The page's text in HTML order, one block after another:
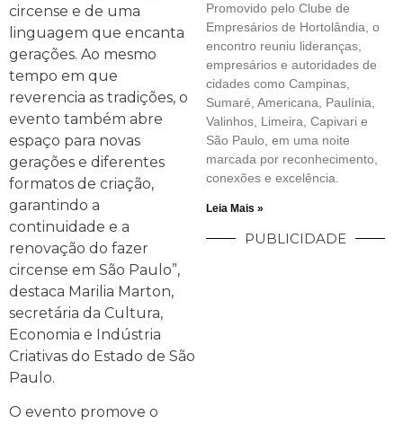
circense e de uma
linguagem que encanta
gerações. Ao mesmo
tempo em que
reverencia as tradições, o
evento também abre
espaço para novas
gerações e diferentes
formatos de criação,
garantindo a
continuidade e a
renovação do fazer
circense em São Paulo”,
destaca Marilia Marton,
secretária da Cultura,
Economia e Indústria
Criativas do Estado de São
Paulo.
O evento promove o
Promovido pelo Clube de
Empresários de Hortolândia, o
encontro reuniu lideranças,
empresários e autoridades de
cidades como Campinas,
Sumaré, Americana, Paulínia,
Valinhos, Limeira, Capivari e
São Paulo, em uma noite
marcada por reconhecimento,
conexões e excelência.
Leia Mais »
PUBLICIDADE